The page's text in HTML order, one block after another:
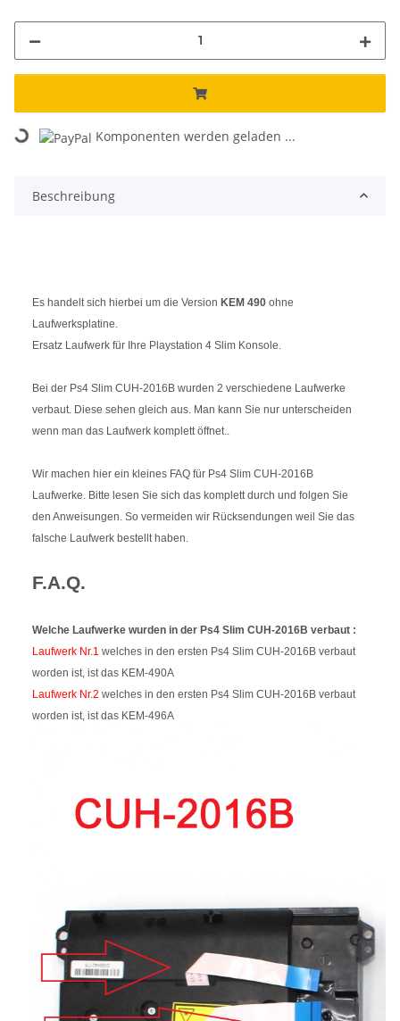
Loading... Komponenten werden geladen ...
Beschreibung
Es handelt sich hierbei um die Version KEM 490 ohne
Laufwerksplatine.
Ersatz Laufwerk für Ihre Playstation 4 Slim Konsole.
Bei der Ps4 Slim CUH-2016B wurden 2 verschiedene Laufwerke
verbaut. Diese sehen gleich aus. Man kann Sie nur unterscheiden
wenn man das Laufwerk komplett öffnet..
Wir machen hier ein kleines FAQ für Ps4 Slim CUH-2016B
Laufwerke. Bitte lesen Sie sich das komplett durch und folgen Sie
den Anweisungen. So vermeiden wir Rücksendungen weil Sie das
falsche Laufwerk bestellt haben.
F.A.Q.
Welche Laufwerke wurden in der Ps4 Slim CUH-2016B verbaut :
Laufwerk Nr.1 welches in den ersten Ps4 Slim CUH-2016B verbaut
worden ist, ist das KEM-490A
Laufwerk Nr.2 welches in den ersten Ps4 Slim CUH-2016B verbaut
worden ist, ist das KEM-496A